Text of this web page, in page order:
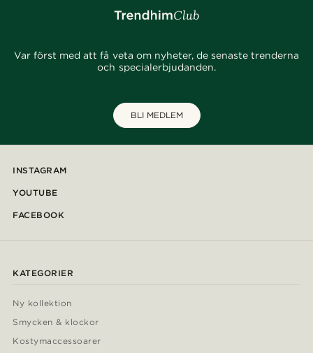
Var först med att få veta om nyheter, de senaste trenderna
och specialerbjudanden.
BLI MEDLEM
INSTAGRAM
YOUTUBE
FACEBOOK
KATEGORIER
Ny kollektion
Smycken & klockor
Kostymaccessoarer